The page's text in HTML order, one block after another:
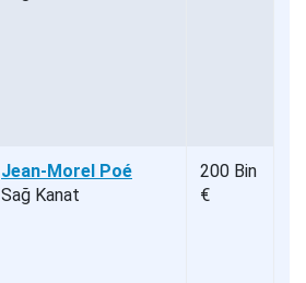
Jean-Morel Poé
Sağ Kanat
200 Bin
€